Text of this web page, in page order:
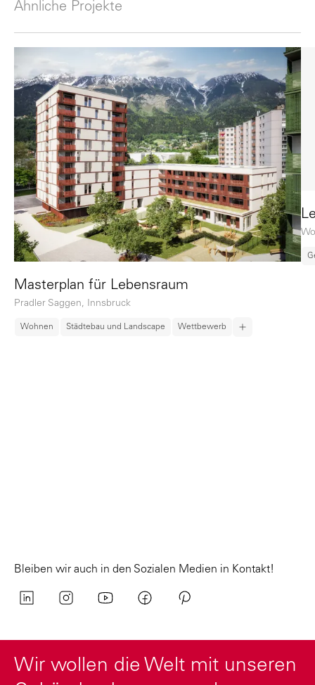
Ähnliche Projekte
Masterplan für Lebensraum
Pradler Saggen, Innsbruck
Wohnen Städtebau und Landscape Wettbewerb
Bleiben wir auch in den Sozialen Medien in Kontakt!
Wir wollen die Welt mit unseren